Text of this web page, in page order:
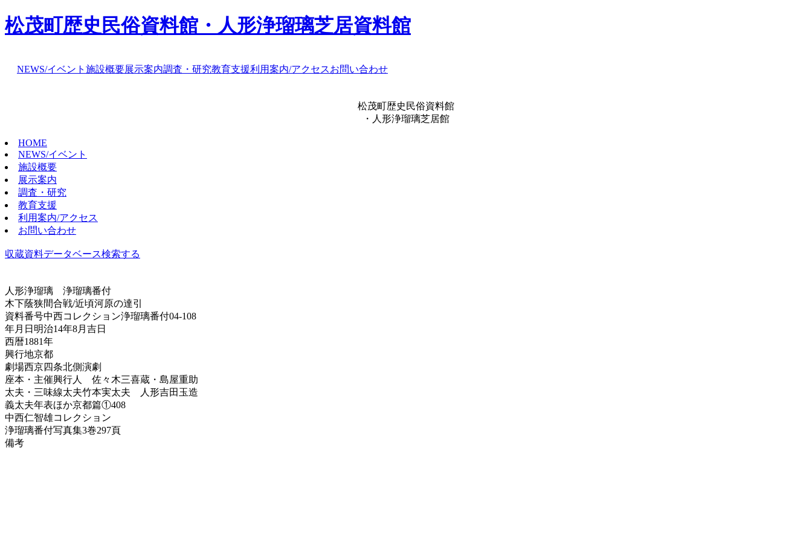
松茂町歴史民俗資料館・人形浄瑠璃芝居資料館
NEWS/イベント 施設概要展示案内調査・研究教育支援利用案内/アクセスお問い合わせ
松茂町歴史民俗資料館
・人形浄瑠璃芝居館
HOME
NEWS/イベント
施設概要
展示案内
調査・研究
教育支援
利用案内/アクセス
お問い合わせ
収蔵資料データベース検索する
人形浄瑠璃 浄瑠璃番付
木下蔭狭間合戦/近頃河原の達引
資料番号中西コレクション浄瑠璃番付04-108
年月日 明治14年8月吉日
西暦1881年
興行地京都
劇場西京四条北側演劇
座本・主催興行人 佐々木三喜蔵・島屋重助
太夫・三味線太夫竹本実太夫 人形吉田玉造
義太夫年表ほか京都篇①408
中西仁智雄コレクション
浄瑠璃番付写真集3巻297頁
備考